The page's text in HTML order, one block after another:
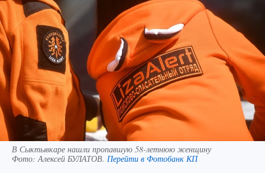
В Сыктывкаре нашли пропавшую 58-летнюю женщину
Фото: Алексей БУЛАТОВ. Перейти в Фотобанк КП